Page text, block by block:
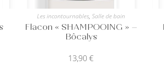
Les incontournables, Salle de bain
Flacon « SHAMPOOING » –
Bôcalys
13,90€